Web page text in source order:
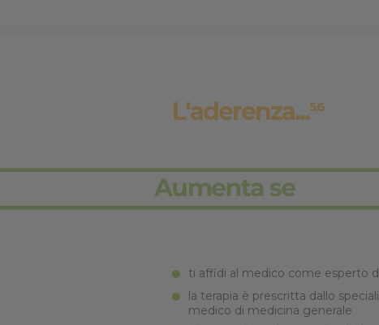
L'aderenza...5,6
ti affidi al medico come esperto
la terapia è prescritta dallo
medico di medicina generale